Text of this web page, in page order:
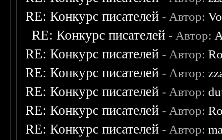
RE: Конкурс писателей - Автор:
RE: Конкурс писателей - Автор:
RE: Конкурс писателей - Автор:
RE: Конкурс писателей - Автор:
RE: Конкурс писателей - Автор:
RE: Конкурс писателей - Автор:
RE: Конкурс писателей - Автор: